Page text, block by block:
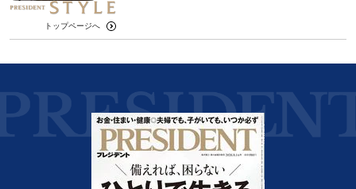
トップページへ